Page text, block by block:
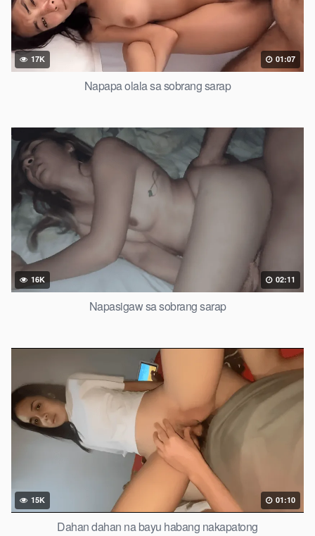
17K 01:07
Napapa olala sa sobrang sarap
16K 02:11
Napasigaw sa sobrang sarap
15K 01:10
Dahan dahan na bayu habang nakapatong